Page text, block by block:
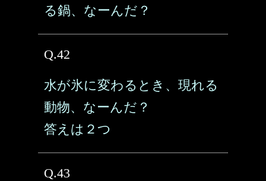
る鍋、なーんだ？
Q.42
水が氷に変わるとき、現れる
動物、なーんだ？
答えは２つ
Q.43